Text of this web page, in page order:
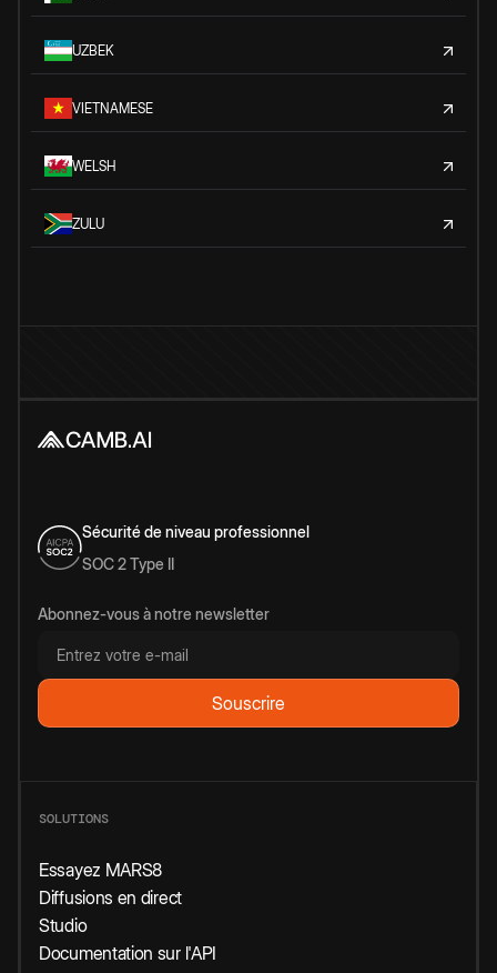
UZBEK
VIETNAMESE
WELSH
ZULU
Sécurité de niveau professionnel
SOC 2 Type II
Abonnez-vous à notre newsletter
SOLUTIONS
Essayez MARS8
Diffusions en direct
Studio
Documentation sur l'API